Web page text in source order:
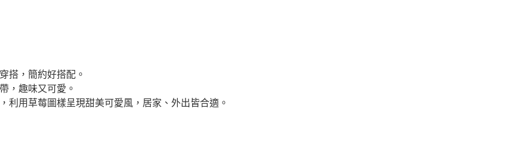
搭，簡約好搭配。
，趣味又可愛。
利用草莓圖樣呈現甜美可愛風，居家、外出皆合適。